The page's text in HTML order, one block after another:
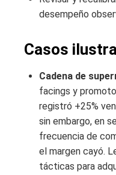
desempeño
Casos
Cadena de
facings y
registró +25%
sin embargo, en
frecuencia de
el margen cayó.
tácticas para